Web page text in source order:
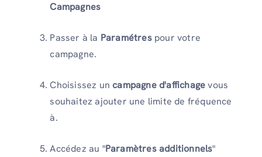
Campagnes
Passer à la Paramétres pour votre
campagne.
Choisissez uncampagne d'affichagevous
souhaitez ajouter une limite de fréquence
à.
Accédez au "Paramètres additionnels"